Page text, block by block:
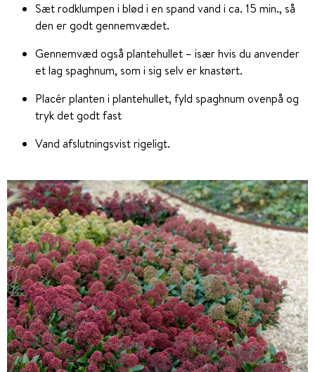
Sæt rodklumpen i blød i en spand vand i ca. 15 min., så
den er godt gennemvædet.
Gennemvæd også plantehullet – især hvis du anvender
et lag spaghnum, som i sig selv er knastørt.
Placér planten i plantehullet, fyld spaghnum ovenpå og
tryk det godt fast
Vand afslutningsvist rigeligt.